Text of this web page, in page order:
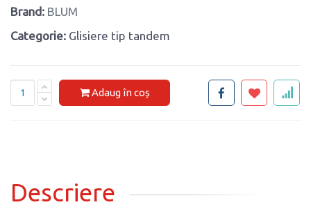
Brand: BLUM
Categorie: Glisiere tip tandem
Adaug în coș
Descriere